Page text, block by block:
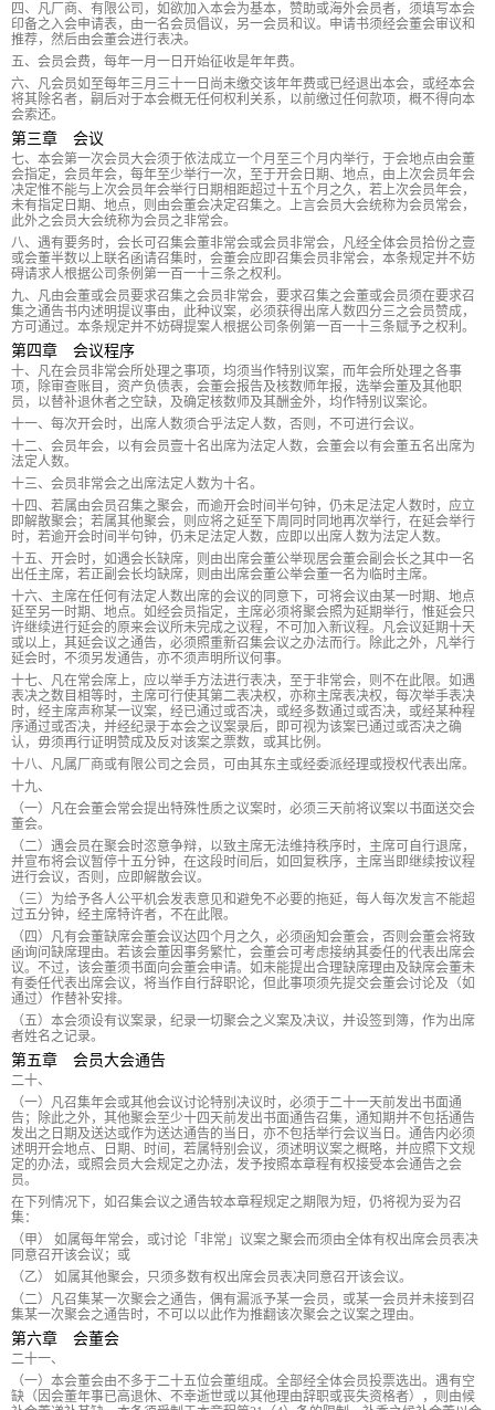
四、凡厂商、有限公司，如欲加入本会为基本，赞助或海外会员者，须填写本会
印备之入会申请表，由一名会员倡议，另一会员和议。申请书须经会董会审议和
推荐，然后由会董会进行表决。
五、会员会费，每年一月一日开始征收是年年费。
六、凡会员如至每年三月三十一日尚未缴交该年年费或已经退出本会，或经本会
将其除名者，嗣后对于本会概无任何权利关系，以前缴过任何款项，概不得向本
会索还。
第三章 会议
七、本会第一次会员大会须于依法成立一个月至三个月内举行，于会地点由会董
会指定，会员年会，每年至少举行一次，至于开会日期、地点，由上次会员年会
决定惟不能与上次会员年会举行日期相距超过十五个月之久，若上次会员年会，
未有指定日期、地点，则由会董会决定召集之。上言会员大会统称为会员常会，
此外之会员大会统称为会员之非常会。
八、遇有要务时，会长可召集会董非常会或会员非常会，凡经全体会员拾份之壹
或会董半数以上联名函请召集时，会董会应即召集会员非常会，本条规定并不妨
碍请求人根据公司条例第一百一十三条之权利。
九、凡由会董或会员要求召集之会员非常会，要求召集之会董或会员须在要求召
集之通告书内述明提议事由，此种议案，必须获得出席人数四分三之会员赞成，
方可通过。本条规定并不妨碍提案人根据公司条例第一百一十三条赋予之权利。
第四章 会议程序
十、凡在会员非常会所处理之事项，均须当作特别议案，而年会所处理之各事
项，除审查账目，资产负债表，会董会报告及核数师年报，选举会董及其他职
员，以替补退休者之空缺，及确定核数师及其酬金外，均作特别议案论。
十一、每次开会时，出席人数须合乎法定人数，否则，不可进行会议。
十二、会员年会，以有会员壹十名出席为法定人数，会董会以有会董五名出席为
法定人数。
十三、会员非常会之出席法定人数为十名。
十四、若属由会员召集之聚会，而逾开会时间半句钟，仍未足法定人数时，应立
即解散聚会；若属其他聚会，则应将之延至下周同时同地再次举行，在延会举行
时，若逾开会时间半句钟，仍未足法定人数，应即以出席人数为法定人数。
十五、开会时，如遇会长缺席，则由出席会董公举现居会董会副会长之其中一名
出任主席，若正副会长均缺席，则由出席会董公举会董一名为临时主席。
十六、主席在任何有法定人数出席的会议的同意下，可将会议由某一时期、地点
延至另一时期、地点。如经会员指定，主席必须将聚会照为延期举行，惟延会只
许继续进行延会的原来会议所未完成之议程，不可加入新议程。凡会议延期十天
或以上，其延会议之通告，必须照重新召集会议之办法而行。除此之外，凡举行
延会时，不须另发通告，亦不须声明所议何事。
十七、凡在常会席上，应以举手方法进行表决，至于非常会，则不在此限。如遇
表决之数目相等时，主席可行使其第二表决权，亦称主席表决权，每次举手表决
时，经主席声称某一议案，经已通过或否决，或经多数通过或否决，或经某种程
序通过或否决，并经纪录于本会之议案录后，即可视为该案已通过或否决之确
认，毋须再行证明赞成及反对该案之票数，或其比例。
十八、凡属厂商或有限公司之会员，可由其东主或经委派经理或授权代表出席。
十九、
（一）凡在会董会常会提出特殊性质之议案时，必须三天前将议案以书面送交会
董会。
（二）遇会员在聚会时恣意争辩，以致主席无法维持秩序时，主席可自行退席，
并宣布将会议暂停十五分钟，在这段时间后，如回复秩序，主席当即继续按议程
进行会议，否则，应即解散会议。
（三）为给予各人公平机会发表意见和避免不必要的拖延，每人每次发言不能超
过五分钟，经主席特许者，不在此限。
（四）凡有会董缺席会董会议达四个月之久，必须函知会董会，否则会董会将致
函询问缺席理由。若该会董因事务繁忙，会董会可考虑接纳其委任的代表出席会
议。不过，该会董须书面向会董会申请。如未能提出合理缺席理由及缺席会董未
有委任代表出席会议，将当作自行辞职论，但此事项须先提交会董会讨论及（如
通过）作替补安排。
（五）本会须设有议案录，纪录一切聚会之义案及决议，并设签到簿，作为出席
者姓名之记录。
第五章 会员大会通告
二十、
（一）凡召集年会或其他会议讨论特别决议时，必须于二十一天前发出书面通
告；除此之外，其他聚会至少十四天前发出书面通告召集，通知期并不包括通告
发出之日期及送达或作为送达通告的当日，亦不包括举行会议当日。通告内必须
述明开会地点、日期、时间，若属特别会议，须述明议案之概略，并应照下文规
定的办法，或照会员大会规定之办法，发予按照本章程有权接受本会通告之会
员。
在下列情况下，如召集会议之通告较本章程规定之期限为短，仍将视为妥为召
集：
（甲） 如属每年常会，或讨论「非常」议案之聚会而须由全体有权出席会员表决
同意召开该会议；或
（乙） 如属其他聚会，只须多数有权出席会员表决同意召开该会议。
（二）凡召集某一次聚会之通告，偶有漏派予某一会员，或某一会员并未接到召
集某一次聚会之通告时，不可以以此作为推翻该次聚会之议案之理由。
第六章 会董会
二十一、
（一）本会董会由不多于二十五位会董组成。全部经全体会员投票选出。遇有空
缺（因会董年事已高退休、不幸逝世或以其他理由辞职或丧失资格者），则由候